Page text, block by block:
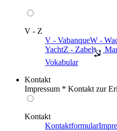
V - Z
V - VabanqueW -
YachtZ - Zabel
Vokabular
Kontakt
Impressum * Kontakt zur
Kontakt
Kontaktformular